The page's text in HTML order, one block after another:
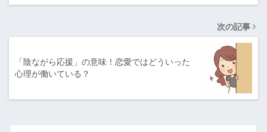
次の記事
「陰ながら応援」の意味！恋愛ではどういった
心理が働いている？